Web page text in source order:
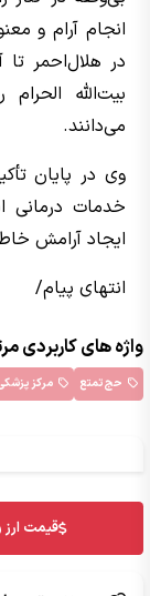
انجام آرام و
در هلال‌احمر
بیت‌الله
می‌دانند.
وی در پایان
خدمات درمانی
ایجاد آرامش
انتهای پیام/
واژه های کاربردی
حج تمتع مرکز
قیمت ارز